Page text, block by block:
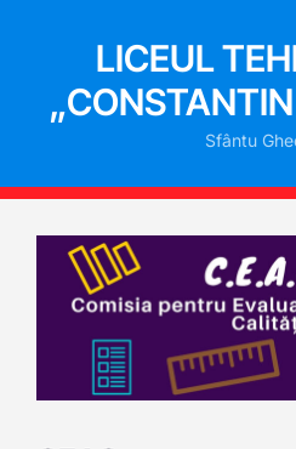
LICEUL
Sfântu